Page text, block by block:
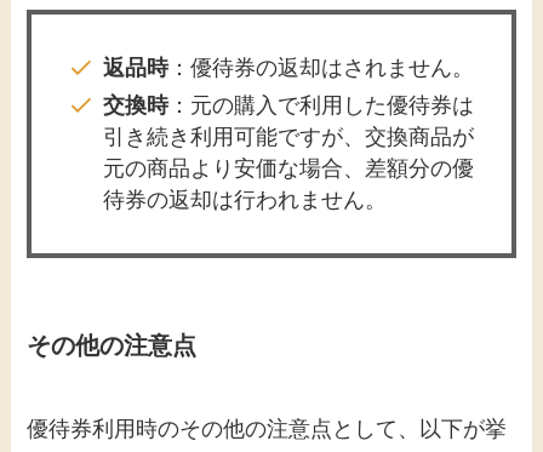
返品時：​優待券の返却はされません。
交換時：​元の購入で利用した優待券は
引き続き利用可能ですが、交換商品が
元の商品より安価な場合、差額分の優
待券の返却は行われません。​
その他の注意点
優待券利用時のその他の注意点として、以下が挙